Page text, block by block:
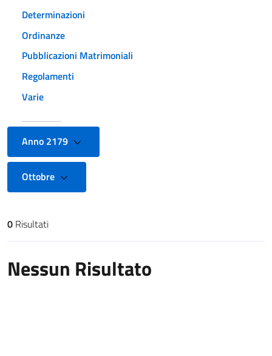
Determinazioni
Ordinanze
Pubblicazioni Matrimoniali
Regolamenti
Varie
Anno 2179
Ottobre
Risultati di ricerca
0 Risultati
Nessun Risultato